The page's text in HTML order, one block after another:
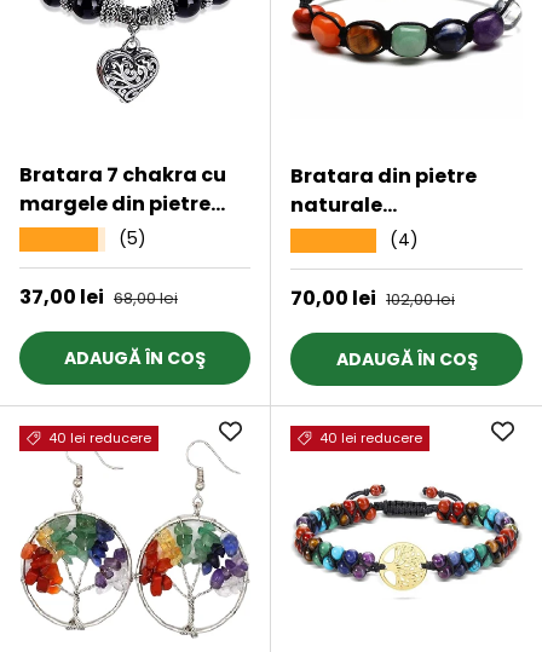
Bratara 7 chakra cu
margele din pietre
semipretioase si
pandantiv inima
10mm
(5)
Preț de vânzare
37,00 lei Preț obișnuit
68,00 lei
ADAUGĂ ÎN COŞ
Bratara din pietre
naturale
semipretioase
polisate 7 chakre cu
impletitura manuala
energie pozitiva
(4)
Preț de vânzare
70,00 lei Preț obișnuit
102,00 lei
ADAUGĂ ÎN COŞ
40 lei reducere 40 lei reducere